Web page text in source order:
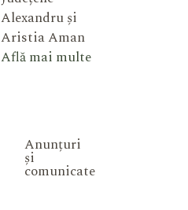
Alexandru și
Aristia Aman
Află mai multe
Anunțuri
și
comunicate